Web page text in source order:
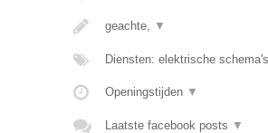
geachte, ▼
Diensten: elektrische
Openingstijden ▼
Laatste facebook posts ▼